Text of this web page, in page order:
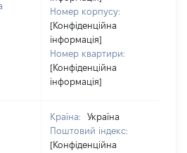
Номер корпусу:
[Конфіденційна
інформація]
Номер квартири:
[Конфіденційна
інформація]
Країна:
Україна
Поштовий індекс:
[Конфіденційна